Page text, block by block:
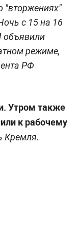
с 15 на 16
объявили
режиме,
РФ
Утром также
к рабочему
Кремля.